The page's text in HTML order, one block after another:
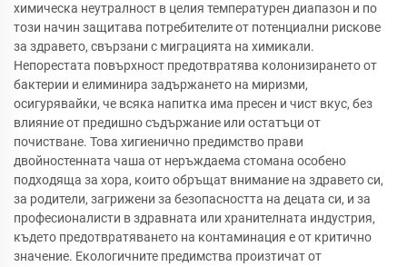
химическа неутралност в целия температурен диапазон и по
този начин защитава потребителите от потенциални рискове
за здравето, свързани с миграцията на химикали.
Непорестата повърхност предотвратява колонизирането от
бактерии и елиминира задържането на миризми,
осигурявайки, че всяка напитка има пресен и чист вкус, без
влияние от предишно съдържание или остатъци от
почистване. Това хигиенично предимство прави
двойностенната чаша от неръждаема стомана особено
подходяща за хора, които обръщат внимание на здравето си,
за родители, загрижени за безопасността на децата си, и за
професионалисти в здравната или хранителната индустрия,
където предотвратяването на контаминация е от критично
значение. Екологичните предимства произтичат от